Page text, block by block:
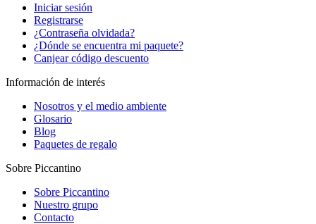
Iniciar sesión
Registrarse
¿Contraseña olvidada?
¿Dónde se encuentra mi paquete?
Canjear código descuento
Información de interés
Nosotros y el medio ambiente
Glosario
Blog
Paquetes de regalo
Sobre Piccantino
Sobre Piccantino
Nuestro grupo
Contacto